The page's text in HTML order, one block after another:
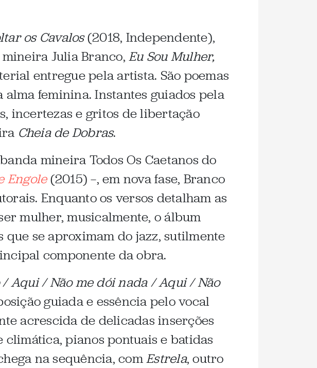
os Cavalos(2018, Independente),
Julia Branco, Eu Sou Mulher,
entregue pela artista. São poemas
feminina. Instantes guiados pela
incertezas e gritos de libertação
Cheia de Dobras.
mineira Todos Os Caetanos do
Engole(2015) —, em nova fase, Branco
Enquanto os versos detalham as
mulher, musicalmente, o álbum
se aproximam do jazz, sutilmente
componente da obra.
Aqui / Não me dói nada / Aqui / Não
guiada e essência pelo vocal
acrescida de delicadas inserções
pianos pontuais e batidas
na sequência, comEstrela, outro